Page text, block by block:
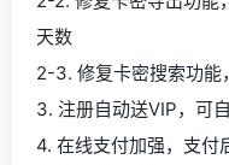
天数
2-3. 修复卡密搜索功能
3. 注册自动送VIP，可
4. 在线支付加强，支付